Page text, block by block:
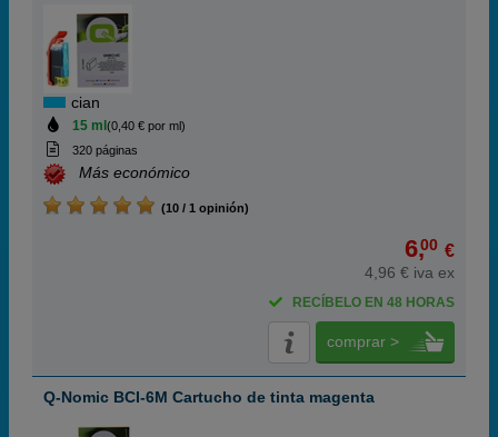
cian
15 ml (0,40 € por ml)
320 páginas
Más económico
(10 / 1 opinión)
6,00 €
4,96 € iva ex
RECÍBELO EN 48 HORAS
comprar >
Q-Nomic BCI-6M Cartucho de tinta magenta